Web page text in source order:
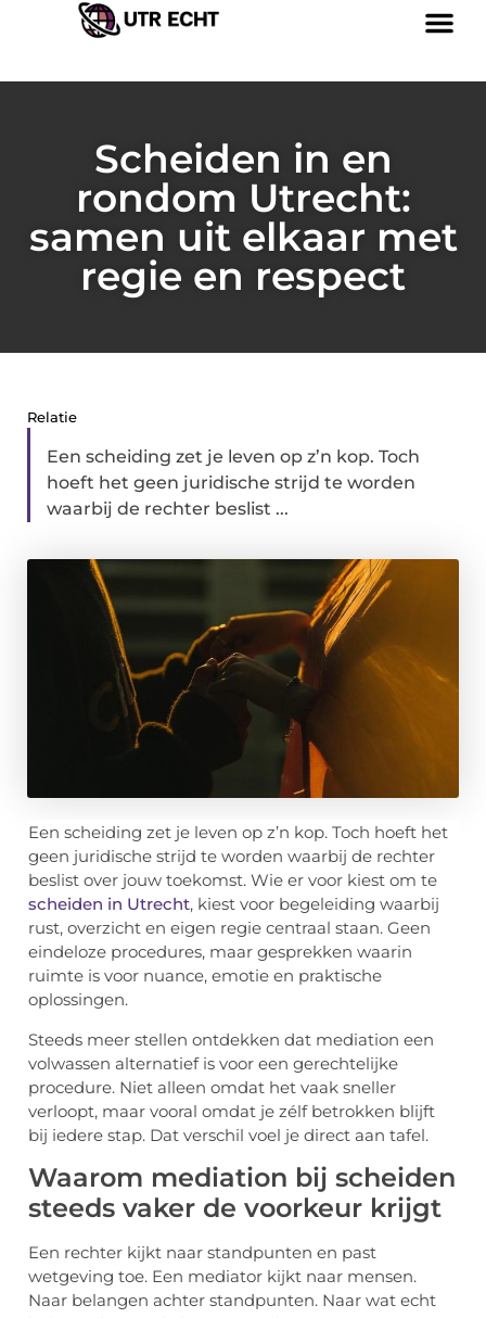
Scheiden in en
rondom Utrecht:
samen uit elkaar met
regie en respect
Relatie
Een scheiding zet je leven op z’n kop. Toch
hoeft het geen juridische strijd te worden
waarbij de rechter beslist ...
Een scheiding zet je leven op z’n kop. Toch hoeft het
geen juridische strijd te worden waarbij de rechter
beslist over jouw toekomst. Wie er voor kiest om te
scheiden in Utrecht, kiest voor begeleiding waarbij
rust, overzicht en eigen regie centraal staan. Geen
eindeloze procedures, maar gesprekken waarin
ruimte is voor nuance, emotie en praktische
oplossingen.
Steeds meer stellen ontdekken dat mediation een
volwassen alternatief is voor een gerechtelijke
procedure. Niet alleen omdat het vaak sneller
verloopt, maar vooral omdat je zélf betrokken blijft
bij iedere stap. Dat verschil voel je direct aan tafel.
Waarom mediation bij scheiden
steeds vaker de voorkeur krijgt
Een rechter kijkt naar standpunten en past
wetgeving toe. Een mediator kijkt naar mensen.
Naar belangen achter standpunten. Naar wat echt